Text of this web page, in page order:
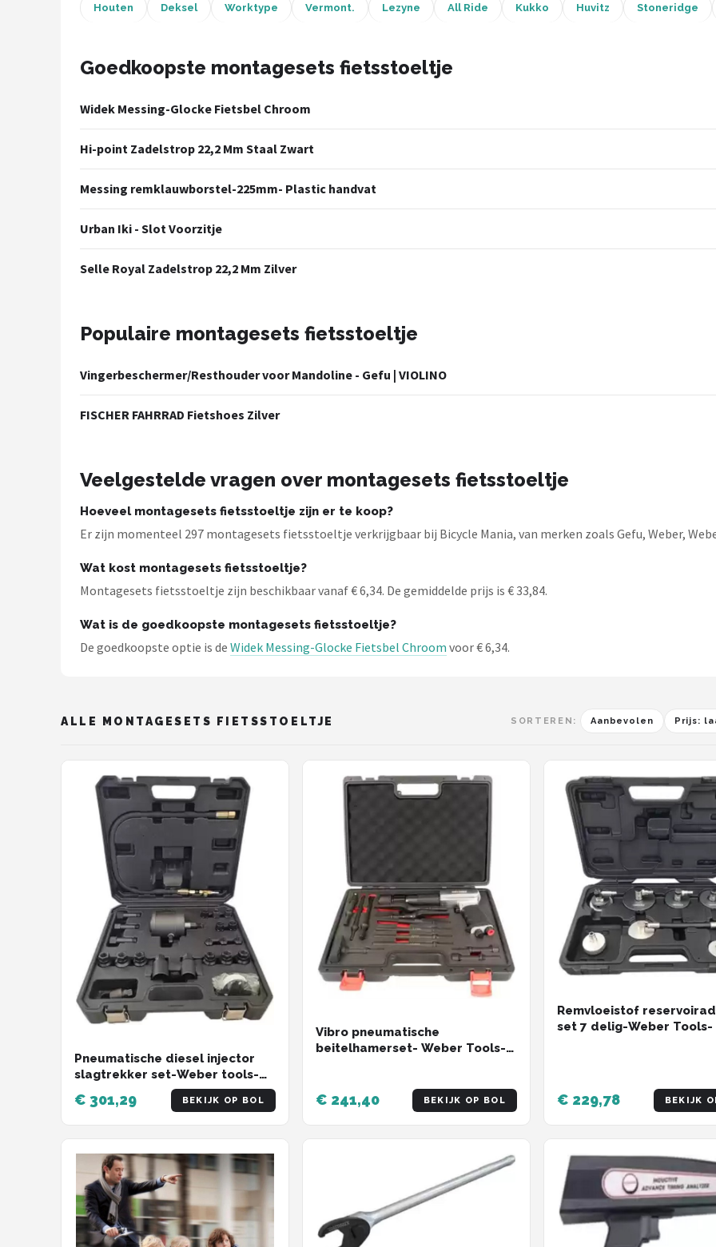
BBB Cycling
Schwalbe
Voltano
Houten Deksel Worktype Vermont. Lezyne All Ride Kukko Huvitz Stoneridge
Goedkoopste montagesets fietsstoeltje
Widek Messing-Glocke Fietsbel Chroom
Hi-point Zadelstrop 22,2 Mm Staal Zwart
Messing remklauwborstel-225mm- Plastic handvat
Urban Iki - Slot Voorzitje
Selle Royal Zadelstrop 22,2 Mm Zilver
Populaire montagesets fietsstoeltje
Vingerbeschermer/Resthouder voor Mandoline - Gefu | VIOLINO
FISCHER FAHRRAD Fietshoes Zilver
Veelgestelde vragen over montagesets fietsstoeltje
Hoeveel montagesets fietsstoeltje zijn er te koop?
Er zijn momenteel 297 montagesets fietsstoeltje verkrijgbaar bij Bicycle Mania, van merken zoals Gefu, Weber,
Wat kost montagesets fietsstoeltje?
Montagesets fietsstoeltje zijn beschikbaar vanaf € 6,34. De gemiddelde prijs is € 33,84.
Wat is de goedkoopste montagesets fietsstoeltje?
De goedkoopste optie is de Widek Messing-Glocke Fietsbel Chroom voor € 6,34.
ALLE MONTAGESETS FIETSSTOELTJE SORTEREN: Aanbevolen Prijs:
Pneumatische diesel injector
slagtrekker set-Weber tools-
€ 301,29 BEKIJK OP BOL
Vibro pneumatische
beitelhamerset- Weber Tools-
€ 241,40 BEKIJK OP BOL
Remvloeistof
set 7 delig-Weber Tools-
€ 229,78 BEKIJK